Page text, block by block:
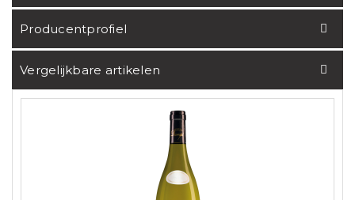
Producentprofiel
Vergelijkbare artikelen